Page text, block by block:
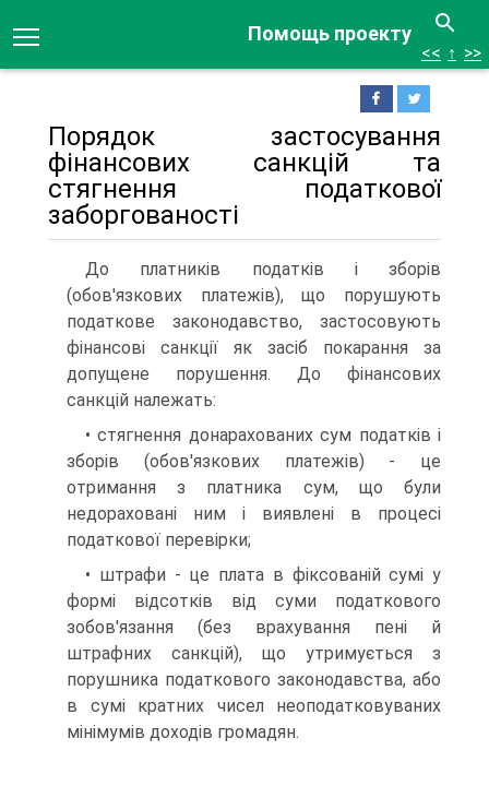
Помощь проекту
<< ↑ >>
Порядок застосування
фінансових санкцій та
стягнення податкової
заборгованості
До платників податків і зборів
(обов'язкових платежів), що порушують
податкове законодавство, застосовують
фінансові санкції як засіб покарання за
допущене порушення. До фінансових
санкцій належать:
• стягнення донарахованих сум податків і
зборів (обов'язкових платежів) - це
отримання з платника сум, що були
недораховані ним і виявлені в процесі
податкової перевірки;
• штрафи - це плата в фіксованій сумі у
формі відсотків від суми податкового
зобов'язання (без врахування пені й
штрафних санкцій), що утримується з
порушника податкового законодавства, або
в сумі кратних чисел неоподатковуваних
мінімумів доходів громадян.